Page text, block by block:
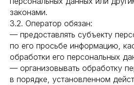
законами.
3.2. Оператор обязан:
— предоставлять субъекту
по его просьбе информацию,
обработки его персональных
— организовывать обработку
в порядке, установленном